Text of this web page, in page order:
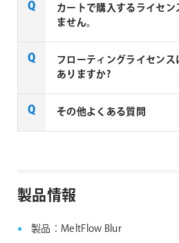
カートで購入するライセ
ません。
aescripts + aeplugins製品のを
の場合はお見積りベースでの販
せください。
フローティングライセン
ありますか?
一部製品でフローティングライ
aescripts + aeplugins社 フロ
その他よくある質問
製品情報
製品：MeltFlow Blur